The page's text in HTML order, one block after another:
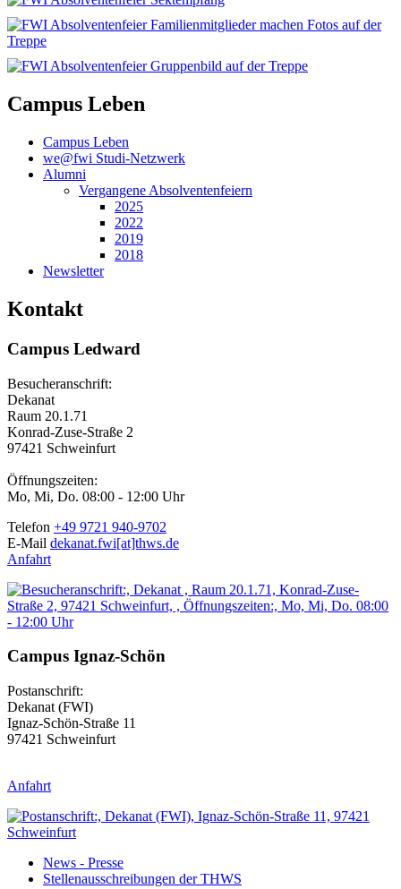
Campus Leben
Campus Leben
we@fwi Studi-Netzwerk
Alumni
Vergangene Absolventenfeiern
2025
2022
2019
2018
Newsletter
Kontakt
Campus Ledward
Besucheranschrift:
Dekanat
Raum 20.1.71
Konrad-Zuse-Straße 2
97421 Schweinfurt
Öffnungszeiten:
Mo, Mi, Do. 08:00 - 12:00 Uhr
Telefon +49 9721 940-9702
E-Mail dekanat.fwi[at]thws.de
Anfahrt
Campus Ignaz-Schön
Postanschrift:
Dekanat (FWI)
Ignaz-Schön-Straße 11
97421 Schweinfurt
Anfahrt
News - Presse
Stellenausschreibungen der THWS